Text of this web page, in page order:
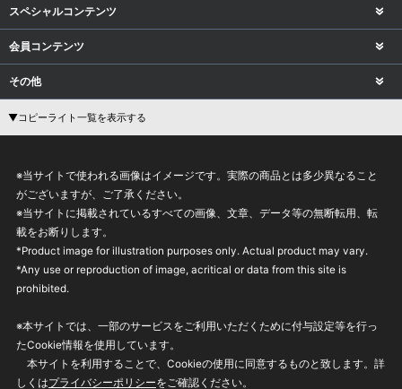
スペシャルコンテンツ
会員コンテンツ
その他
▼コピーライト一覧を表示する
※当サイトで使われる画像はイメージです。実際の商品とは多少異なること
がございますが、ご了承ください。
※当サイトに掲載されているすべての画像、文章、データ等の無断転用、転
載をお断りします。
*Product image for illustration purposes only. Actual product may vary.
*Any use or reproduction of image, acritical or data from this site is
prohibited.
※本サイトでは、一部のサービスをご利用いただくために付与設定等を行っ
たCookie情報を使用しています。
本サイトを利用することで、Cookieの使用に同意するものと致します。詳
しくはプライバシーポリシーをご確認ください。